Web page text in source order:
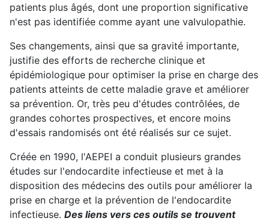
patients plus âgés, dont une proportion significative
n'est pas identifiée comme ayant une valvulopathie.
Ses changements, ainsi que sa gravité importante,
justifie des efforts de recherche clinique et
épidémiologique pour optimiser la prise en charge des
patients atteints de cette maladie grave et améliorer
sa prévention. Or, très peu d'études contrôlées, de
grandes cohortes prospectives, et encore moins
d'essais randomisés ont été réalisés sur ce sujet.
Créée en 1990, l'AEPEI a conduit plusieurs grandes
études sur l'endocardite infectieuse et met à la
disposition des médecins des outils pour améliorer la
prise en charge et la prévention de l'endocardite
infectieuse. Des liens vers ces outils se trouvent